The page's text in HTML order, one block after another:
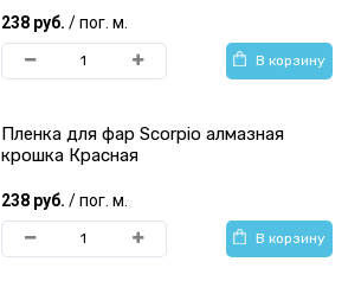
238 руб. / пог. м.
В корзину
Пленка для фар Scorpio алмазная
крошка Красная
238 руб. / пог. м.
В корзину